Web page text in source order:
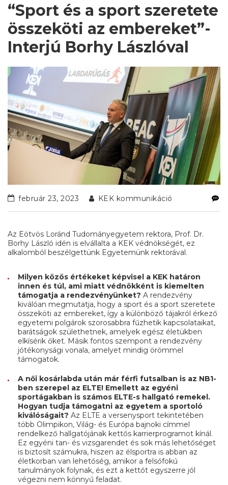
“Sport és a sport szeretete
összeköti az embereket”-
Interjú Borhy Lászlóval
február 23, 2023 KEK kommunikáció
Az Eötvös Loránd Tudományegyetem rektora, Prof. Dr.
Borhy László idén is elvállalta a KEK védnökségét, ez
alkalomból beszélgettünk Egyetemünk rektorával.
Milyen közös értékeket képvisel a KEK határon
innen és túl, ami miatt védnökként is kiemelten
támogatja a rendezvényünket? A rendezvény
kiválóan megmutatja, hogy a sport és a sport szeretete
összeköti az embereket, így a különböző tájakról érkező
egyetemi polgárok szorosabbra fűzhetik kapcsolataikat,
barátságok születhetnek, amelyek egész életükben
elkísérik őket. Másik fontos szempont a rendezvény
jótékonysági vonala, amelyet mindig örömmel
támogatok.
A női kosárlabda után már férfi futsalban is az NB1-
ben szerepel az ELTE! Emellett az egyéni
sportágakban is számos ELTE-s hallgató remekel.
Hogyan tudja támogatni az egyetem a sportoló
kiválóságait? Az ELTE a versenysport tekintetében
több Olimpikon, Világ- és Európa bajnoki címmel
rendelkező hallgatójának kettős karrierprogramot kínál.
Ez egyéni tan- és vizsgarendet és sok más lehetőséget
is biztosít számukra, hiszen az élsportra is abban az
életkorban van lehetőség, amikor a felsőfokú
tanulmányok folynak, és ezt a kettőt egyszerre jól
végezni nem könnyű feladat.